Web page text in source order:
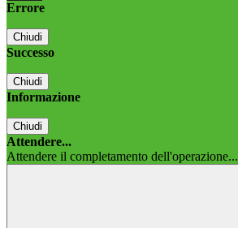
Errore
Chiudi
Successo
Chiudi
Informazione
Chiudi
Attendere...
Attendere il completamento dell'operazione...